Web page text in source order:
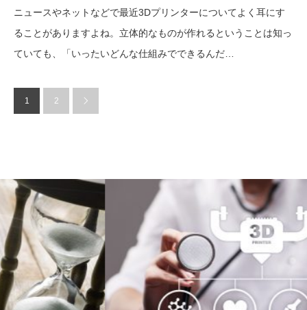
ニュースやネットなどで最近3Dプリンターについてよく耳にす
ることがありますよね。立体的なものが作れるということは知っ
ていても、「いったいどんな仕組みでできるんだ…
1 2